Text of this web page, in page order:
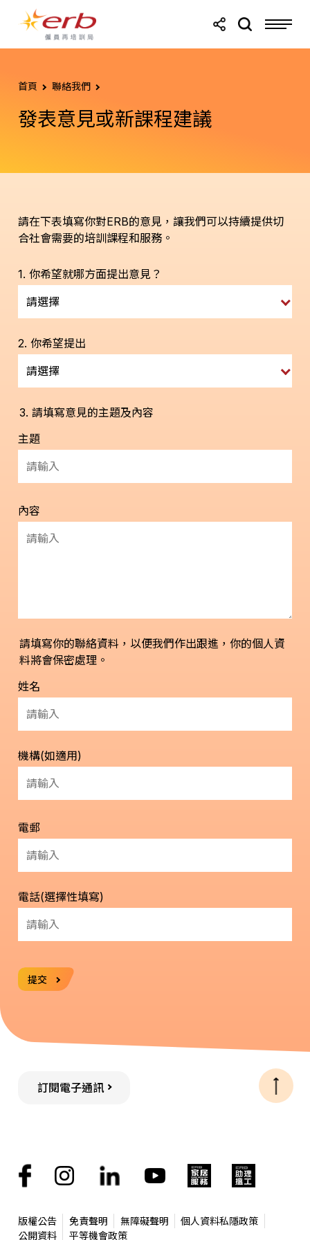
跳轉至主要內容
首頁 聯絡我們
發表意見或新課程建議
請在下表填寫你對ERB的意見，讓我們可以持續提供切
合社會需要的培訓課程和服務。
1. 你希望就哪方面提出意見？
請選擇
2. 你希望提出
請選擇
3. 請填寫意見的主題及內容
主題
內容
請填寫你的聯絡資料，以便我們作出跟進，你的個人資
料將會保密處理。
姓名
機構(如適用)
電郵
電話(選擇性填寫)
提交
訂閱電子通訊
版權公告 免責聲明 無障礙聲明
個人資料私隱政策
公開資料
平等機會政策